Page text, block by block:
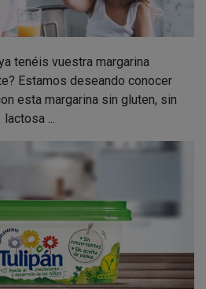
tenéis vuestra margarina
Estamos deseando conocer
esta margarina sin gluten, sin
lactosa ...